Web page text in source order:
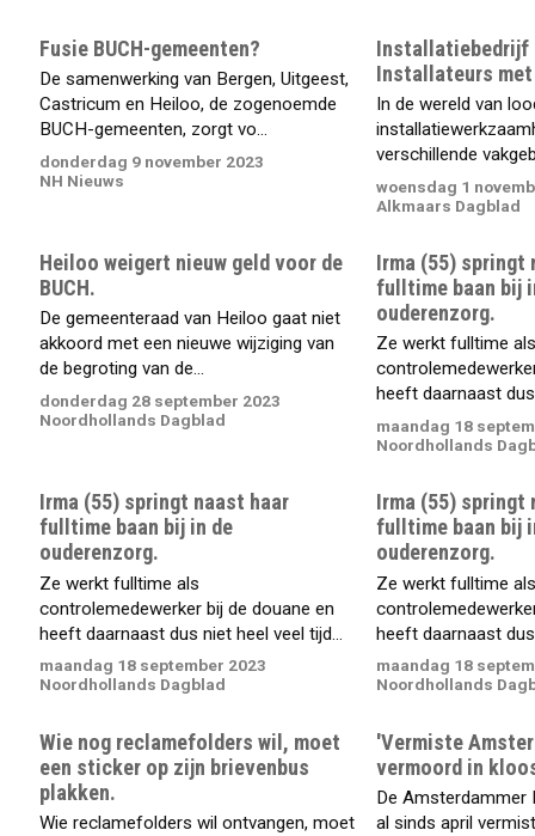
Fusie BUCH-gemeenten?
De samenwerking van Bergen, Uitgeest,
Castricum en Heiloo, de zogenoemde
BUCH-gemeenten, zorgt vo...
donderdag 9 november 2023
NH Nieuws
Installatiebedrijf
Installateurs
In de wereld van
verschillende
woensdag 1
Alkmaars Dagblad
Heiloo weigert nieuw geld voor de
BUCH.
De gemeenteraad van Heiloo gaat niet
akkoord met een nieuwe wijziging van
de begroting van de...
donderdag 28 september 2023
Noordhollands Dagblad
Irma (55) springt
fulltime baan bij
ouderenzorg.
Ze werkt fulltime als
heeft daarnaast
maandag 18
Noordhollands
Irma (55) springt naast haar
fulltime baan bij in de
ouderenzorg.
Ze werkt fulltime als
controlemedewerker bij de douane en
heeft daarnaast dus niet heel veel tijd...
maandag 18 september 2023
Noordhollands Dagblad
Irma (55) springt
fulltime baan bij
ouderenzorg.
Ze werkt fulltime als
heeft daarnaast
maandag 18
Noordhollands
Wie nog reclamefolders wil, moet
een sticker op zijn brievenbus
plakken.
Wie reclamefolders wil ontvangen, moet
'Vermiste
vermoord in
De Amsterdammer
al sinds april